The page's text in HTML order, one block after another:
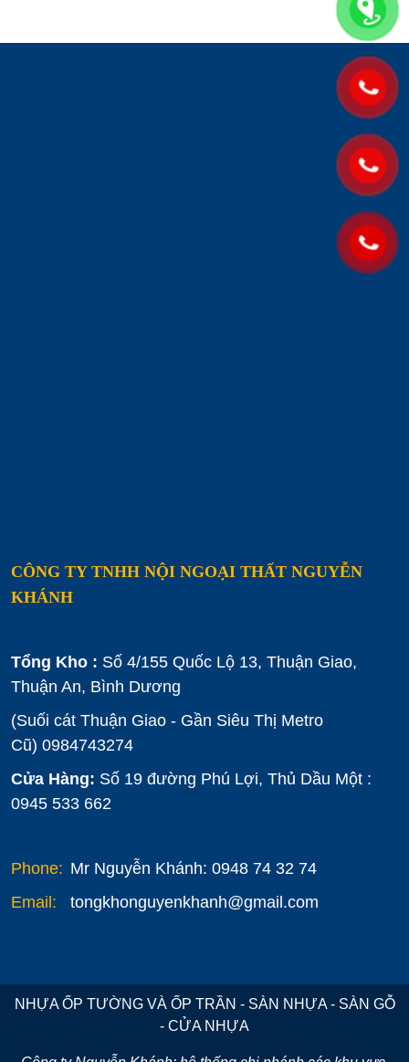
CÔNG TY TNHH NỘI NGOẠI THẤT NGUYỄN
KHÁNH
Tổng Kho : Số 4/155 Quốc Lộ 13, Thuận Giao,
Thuận An, Bình Dương
(Suối cát Thuận Giao - Gần Siêu Thị Metro
Cũ) 0984743274
Cửa Hàng: Số 19 đường Phú Lợi, Thủ Dầu Một :
0945 533 662
Phone: Mr Nguyễn Khánh: 0948 74 32 74
Email:
tongkhonguyenkhanh@gmail.com
NHỰA ỐP TƯỜNG VÀ ỐP TRẦN - SÀN NHỰA - SÀN GỖ
- CỬA NHỰA